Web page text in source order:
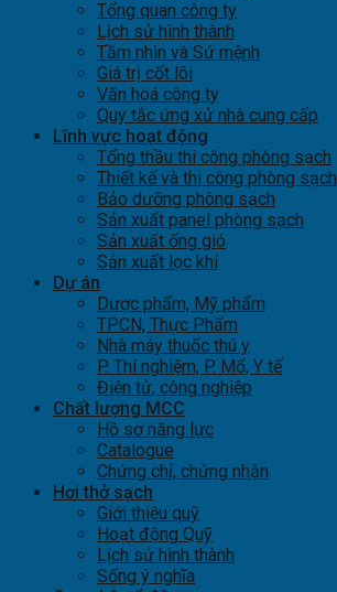
Tổng quan công ty
Lịch sử hình thành
Tầm nhìn và Sứ mệnh
Giá trị cốt lõi
Văn hoá công ty
Quy tắc ứng xử nhà cung cấp
Lĩnh vực hoạt động
Tổng thầu thi công phòng sạch
Thiết kế và thi công phòng sạch
Bảo dưỡng phòng sạch
Sản xuất panel phòng sạch
Sản xuất ống gió
Sản xuất lọc khí
Dự án
Dược phẩm, Mỹ phẩm
TPCN, Thực Phẩm
Nhà máy thuốc thú y
P. Thí nghiệm, P. Mổ, Y tế
Điện tử, công nghiệp
Chất lượng MCC
Hồ sơ năng lực
Catalogue
Chứng chỉ, chứng nhận
Hơi thở sạch
Giới thiệu quỹ
Hoạt động Quỹ
Lịch sử hình thành
Sống ý nghĩa